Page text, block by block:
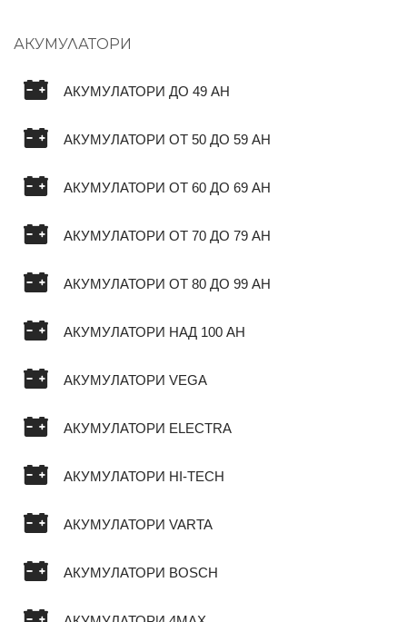
АКУМУЛАТОРИ
АКУМУЛАТОРИ ДО 49 AH
АКУМУЛАТОРИ ОТ 50 ДО 59 AH
АКУМУЛАТОРИ ОТ 60 ДО 69 AH
АКУМУЛАТОРИ ОТ 70 ДО 79 AH
АКУМУЛАТОРИ ОТ 80 ДО 99 AH
АКУМУЛАТОРИ НАД 100 AH
АКУМУЛАТОРИ VEGA
АКУМУЛАТОРИ ELECTRA
АКУМУЛАТОРИ HI-TECH
АКУМУЛАТОРИ VARTA
АКУМУЛАТОРИ BOSCH